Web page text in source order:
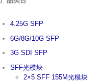
4.25G SFP
6G/8G/10G SFP
3G SDI SFP
SFF光模块
2×5 SFF 155M光模块